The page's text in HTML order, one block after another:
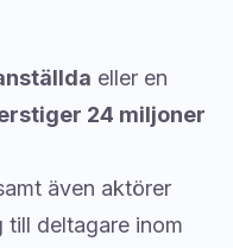
eller en
24 miljoner
även aktörer
till deltagare inom